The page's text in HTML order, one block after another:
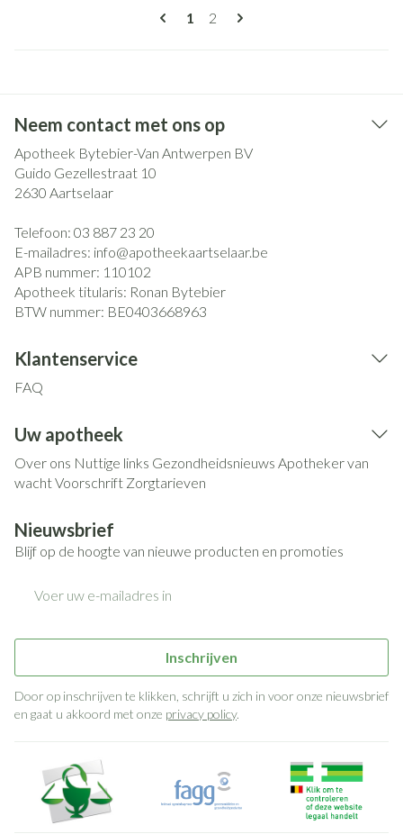
Pagina's
U lees momenteel pagina
1 Pagina
2
Neem contact met ons op
Apotheek Bytebier-Van Antwerpen BV
Guido Gezellestraat 10
2630 Aartselaar
Telefoon: 03 887 23 20
E-mailadres: info@apotheekaartselaar.be
APB nummer: 110102
Apotheek titularis: Ronan Bytebier
BTW nummer: BE0403668963
Klantenservice
FAQ
Uw apotheek
Over ons Nuttige links Gezondheidsnieuws Apotheker van
wachtVoorschrift Zorgtarieven
Nieuwsbrief
Blijf op de hoogte van nieuwe producten en promoties
Inschrijven
Door op inschrijven te klikken, schrijft u zich in voor onze nieuwsbrief
en gaat u akkoord met onze privacy policy.